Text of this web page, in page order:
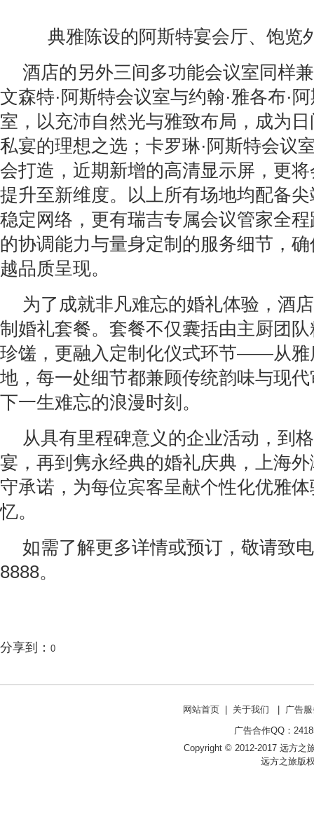
典雅陈设的阿斯特宴会厅、饱览
酒店的另外三间多功能会议室同样
文森特·阿斯特会议室与约翰·雅各布·
室，以充沛自然光与雅致布局，成为
私宴的理想之选；卡罗琳·阿斯特会议
会打造，近期新增的高清显示屏，更
提升至新维度。以上所有场地均配备
稳定网络，更有瑞吉专属会议管家全
的协调能力与量身定制的服务细节，
越品质呈现。
为了成就非凡难忘的婚礼体验，酒
制婚礼套餐。套餐不仅囊括由主厨团
珍馐，更融入定制化仪式环节——从雅
地，每一处细节都兼顾传统韵味与现
下一生难忘的浪漫时刻。
从具有里程碑意义的企业活动，到
宴，再到隽永经典的婚礼庆典，上海
守承诺，为每位宾客呈献个性化优雅
忆。
如需了解更多详情或预订，敬请致
8888。
分享到： 0
网站首页 关于我们
广告
广告合作QQ：
Copyright © 2012-2017 远方之
远方之旅版